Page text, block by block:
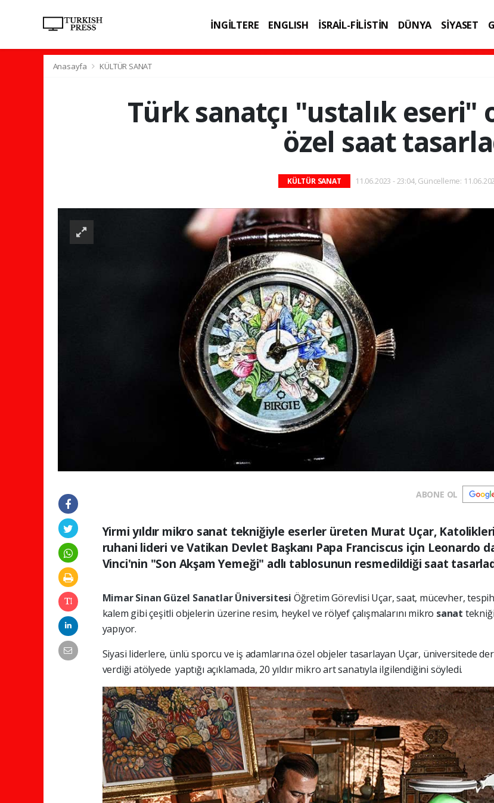
İNGİLTERE ENGLISH İSRAİL-FİLİSTİN DÜNYA SİYASET
Anasayfa KÜLTÜR SANAT
Türk sanatçı "ustalık eseri"
özel saat
KÜLTÜR SANAT 11.06.2023 - 23:04, Güncelleme:
ABONE OL
Yirmi yıldır mikro sanat tekniğiyle eserler üreten Murat Uçar,
ruhani lideri ve Vatikan Devlet Başkanı Papa Franciscus için Leonardo
Vinci'nin "Son Akşam Yemeği" adlı tablosunun resmedildiği saat
Mimar Sinan Güzel Sanatlar Üniversitesi Öğretim Görevlisi Uçar, saat, mücevher,
kalem gibi çeşitli objelerin üzerine resim, heykel ve rölyef çalışmalarını mikro sanat
yapıyor.
Siyasi liderlere, ünlü sporcu ve iş adamlarına özel objeler tasarlayan Uçar, üniversitede
verdiği atölyede yaptığı açıklamada, 20 yıldır mikro art sanatıyla ilgilendiğini söyledi.